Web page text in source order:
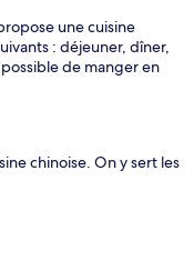
une cuisine
: déjeuner, dîner,
de manger en
chinoise. On y sert les